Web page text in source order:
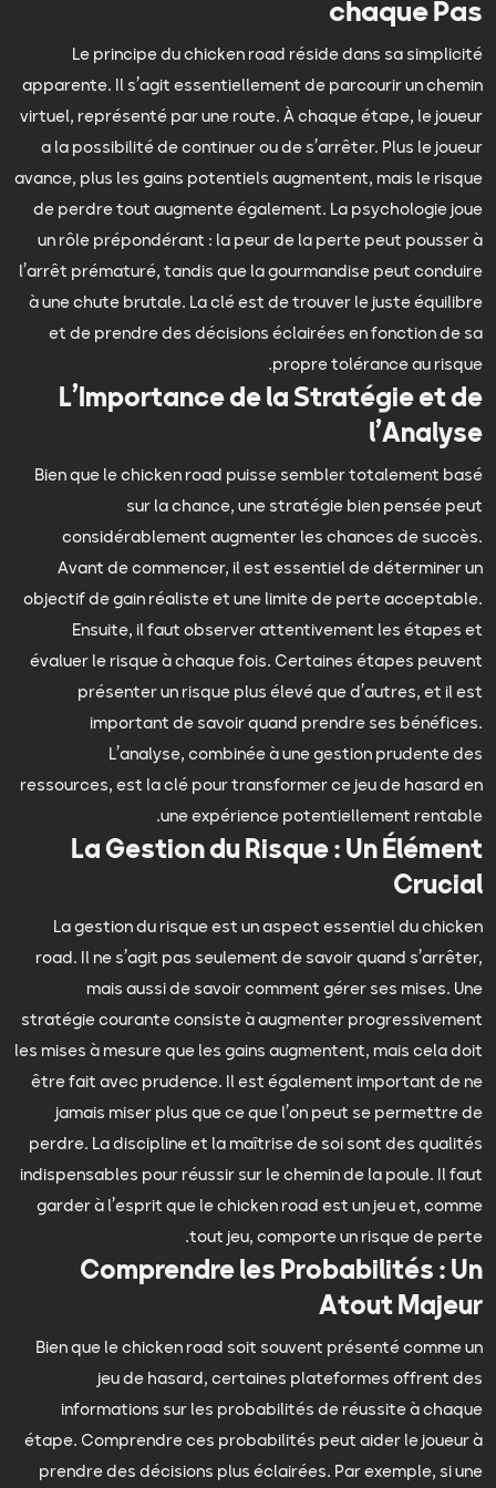
chaque Pas
Le principe du chicken road réside dans sa simplicité
apparente. Il s’agit essentiellement de parcourir un chemin
virtuel, représenté par une route. À chaque étape, le joueur
a la possibilité de continuer ou de s’arrêter. Plus le joueur
avance, plus les gains potentiels augmentent, mais le risque
de perdre tout augmente également. La psychologie joue
un rôle prépondérant : la peur de la perte peut pousser à
l’arrêt prématuré, tandis que la gourmandise peut conduire
à une chute brutale. La clé est de trouver le juste équilibre
et de prendre des décisions éclairées en fonction de sa
propre tolérance au risque.
L’Importance de la Stratégie et de
l’Analyse
Bien que le chicken road puisse sembler totalement basé
sur la chance, une stratégie bien pensée peut
considérablement augmenter les chances de succès.
Avant de commencer, il est essentiel de déterminer un
objectif de gain réaliste et une limite de perte acceptable.
Ensuite, il faut observer attentivement les étapes et
évaluer le risque à chaque fois. Certaines étapes peuvent
présenter un risque plus élevé que d’autres, et il est
important de savoir quand prendre ses bénéfices.
L’analyse, combinée à une gestion prudente des
ressources, est la clé pour transformer ce jeu de hasard en
une expérience potentiellement rentable.
La Gestion du Risque : Un Élément
Crucial
La gestion du risque est un aspect essentiel du chicken
road. Il ne s’agit pas seulement de savoir quand s’arrêter,
mais aussi de savoir comment gérer ses mises. Une
stratégie courante consiste à augmenter progressivement
les mises à mesure que les gains augmentent, mais cela doit
être fait avec prudence. Il est également important de ne
jamais miser plus que ce que l’on peut se permettre de
perdre. La discipline et la maîtrise de soi sont des qualités
indispensables pour réussir sur le chemin de la poule. Il faut
garder à l’esprit que le chicken road est un jeu et, comme
tout jeu, comporte un risque de perte.
Comprendre les Probabilités : Un
Atout Majeur
Bien que le chicken road soit souvent présenté comme un
jeu de hasard, certaines plateformes offrent des
informations sur les probabilités de réussite à chaque
étape. Comprendre ces probabilités peut aider le joueur à
prendre des décisions plus éclairées. Par exemple, si une